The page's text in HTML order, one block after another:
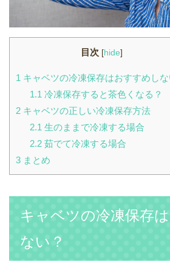
目次 [hide]
1 キャベツの冷凍保存はおすすめしな
1.1冷凍保存すると茶色くなる？
2 キャベツの正しい冷凍保存方法
2.1生のままで冷凍する場合
2.2茹でて冷凍する場合
3 まとめ
キャベツの冷凍保存
ない？